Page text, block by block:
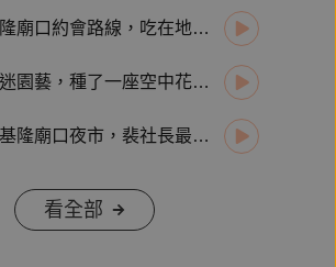
EP03｜重訪基隆廟口約會路線，吃在地限定美味加甜蜜人情味！
EP04｜裴社長迷園藝，種了一座空中花園！最愛賞花煮一壺黃婉玲紅茶
EP05｜帶隊衝基隆廟口夜市，裴社長最愛海產店已成波登來訪的名店啦！
看全部